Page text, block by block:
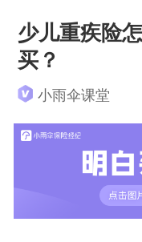
少儿重疾险
买？
小雨伞课堂